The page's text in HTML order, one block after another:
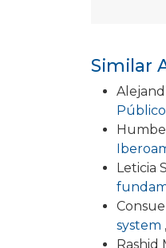
Similar
Leticia
system ,
Rashid